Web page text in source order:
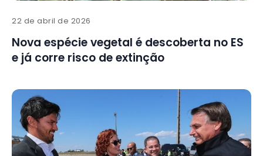
22 de abril de 2026
Nova espécie vegetal é descoberta no ES
e já corre risco de extinção